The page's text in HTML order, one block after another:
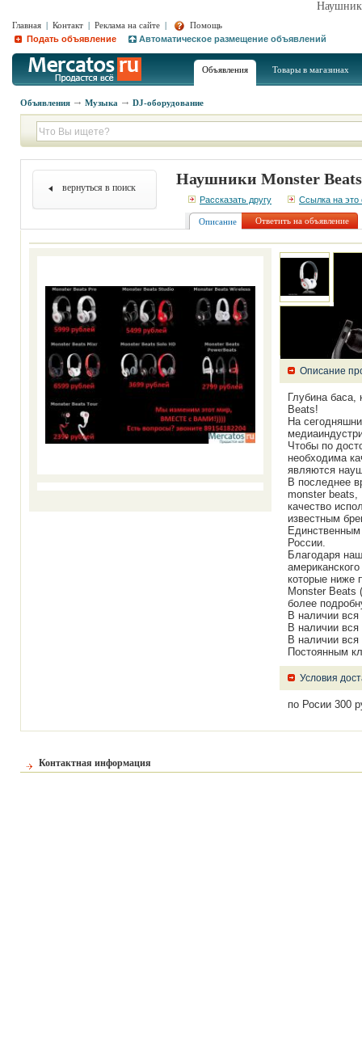
Главная | Контакт | Реклама на сайте |
Помощь
Подать объявление
Автоматическое размещение объявлений
Объявления Товары в магазинах
Объявления Музыка DJ-оборудование
вернуться в поиск Наушники Monster Beats
Рассказать другу Ссылка на это
Описание Ответить на объявление
Описание
Глубина баса,
Beats!
На
Чтобы по
необходима
являются
В последнее
monster beats,
качество
известным
России.
Благодаря
которые ниже
Monster Beats
более
В наличии вся
В наличии вся
В наличии вся
Постоянным
Условия
по Росии 300
Контактная информация